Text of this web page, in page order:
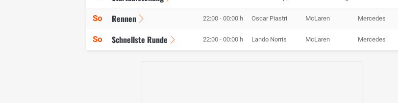
So Rennen 22:00 - 00:00 h Oscar Piastri McLaren Mercedes
So Schnellste Runde 22:00 - 00:00 h Lando Norris McLaren Mercedes